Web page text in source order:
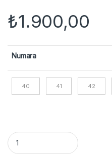
₺1.900,00
Numara
40 41 42
Attack Tactical Bot Fermuarlı,